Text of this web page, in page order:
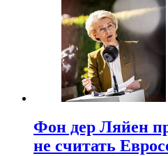
Фон дер Ляйен
не считать